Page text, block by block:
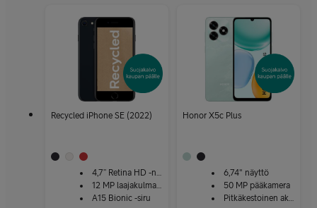
Recycled iPhone SE (2022)
4,7” Retina HD -näyttö
12 MP laajakulmakamera
A15 Bionic -siru
Honor X5c Plus
6,74" näyttö
50 MP pääkamera
Pitkäkestoinen akku